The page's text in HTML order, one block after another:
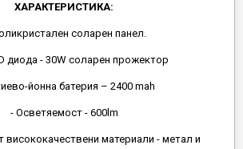
ХАРАКТЕРИСТИКА:
соларен панел.
диода - 30W соларен прожектор
йонна батерия – 2400 mah
- Осветяемост - 600lm
висококачествени материали - метал и